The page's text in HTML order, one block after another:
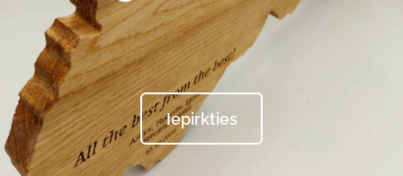
​Iepirkties​